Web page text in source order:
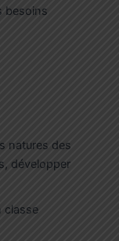
besoins
natures des
développer
classe